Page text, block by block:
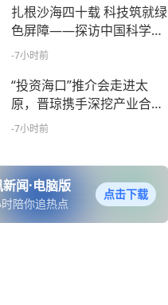
扎根沙海四十载 科技筑就绿
色屏障——探访中国科学院
策勒沙漠研究站
-7小时前
“投资海口”推介会走进太
原，晋琼携手深挖产业合作
新机遇
-7小时前
闻·电脑版
陪你追热点
点击下载